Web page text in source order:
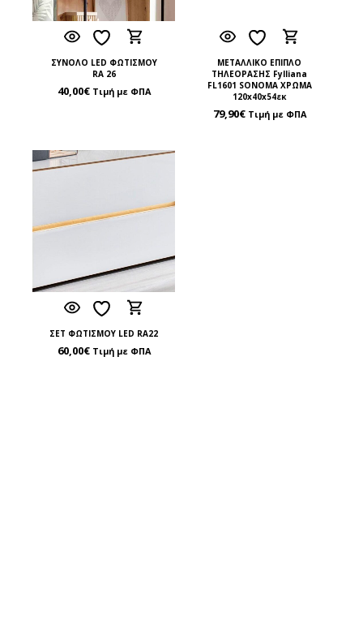
ΣΥΝΟΛΟ LED ΦΩΤΙΣΜΟΥ
RA 26
40,00€ Τιμή με ΦΠΑ
ΜΕΤΑΛΛΙΚΟ ΕΠΙΠΛΟ
ΤΗΛΕΟΡΑΣΗΣ Fylliana
FL1601 SONOMA ΧΡΩΜΑ
120x40x54εκ
79,90€ Τιμή με ΦΠΑ
ΣΕΤ ΦΩΤΙΣΜΟΥ LED RA22
60,00€ Τιμή με ΦΠΑ